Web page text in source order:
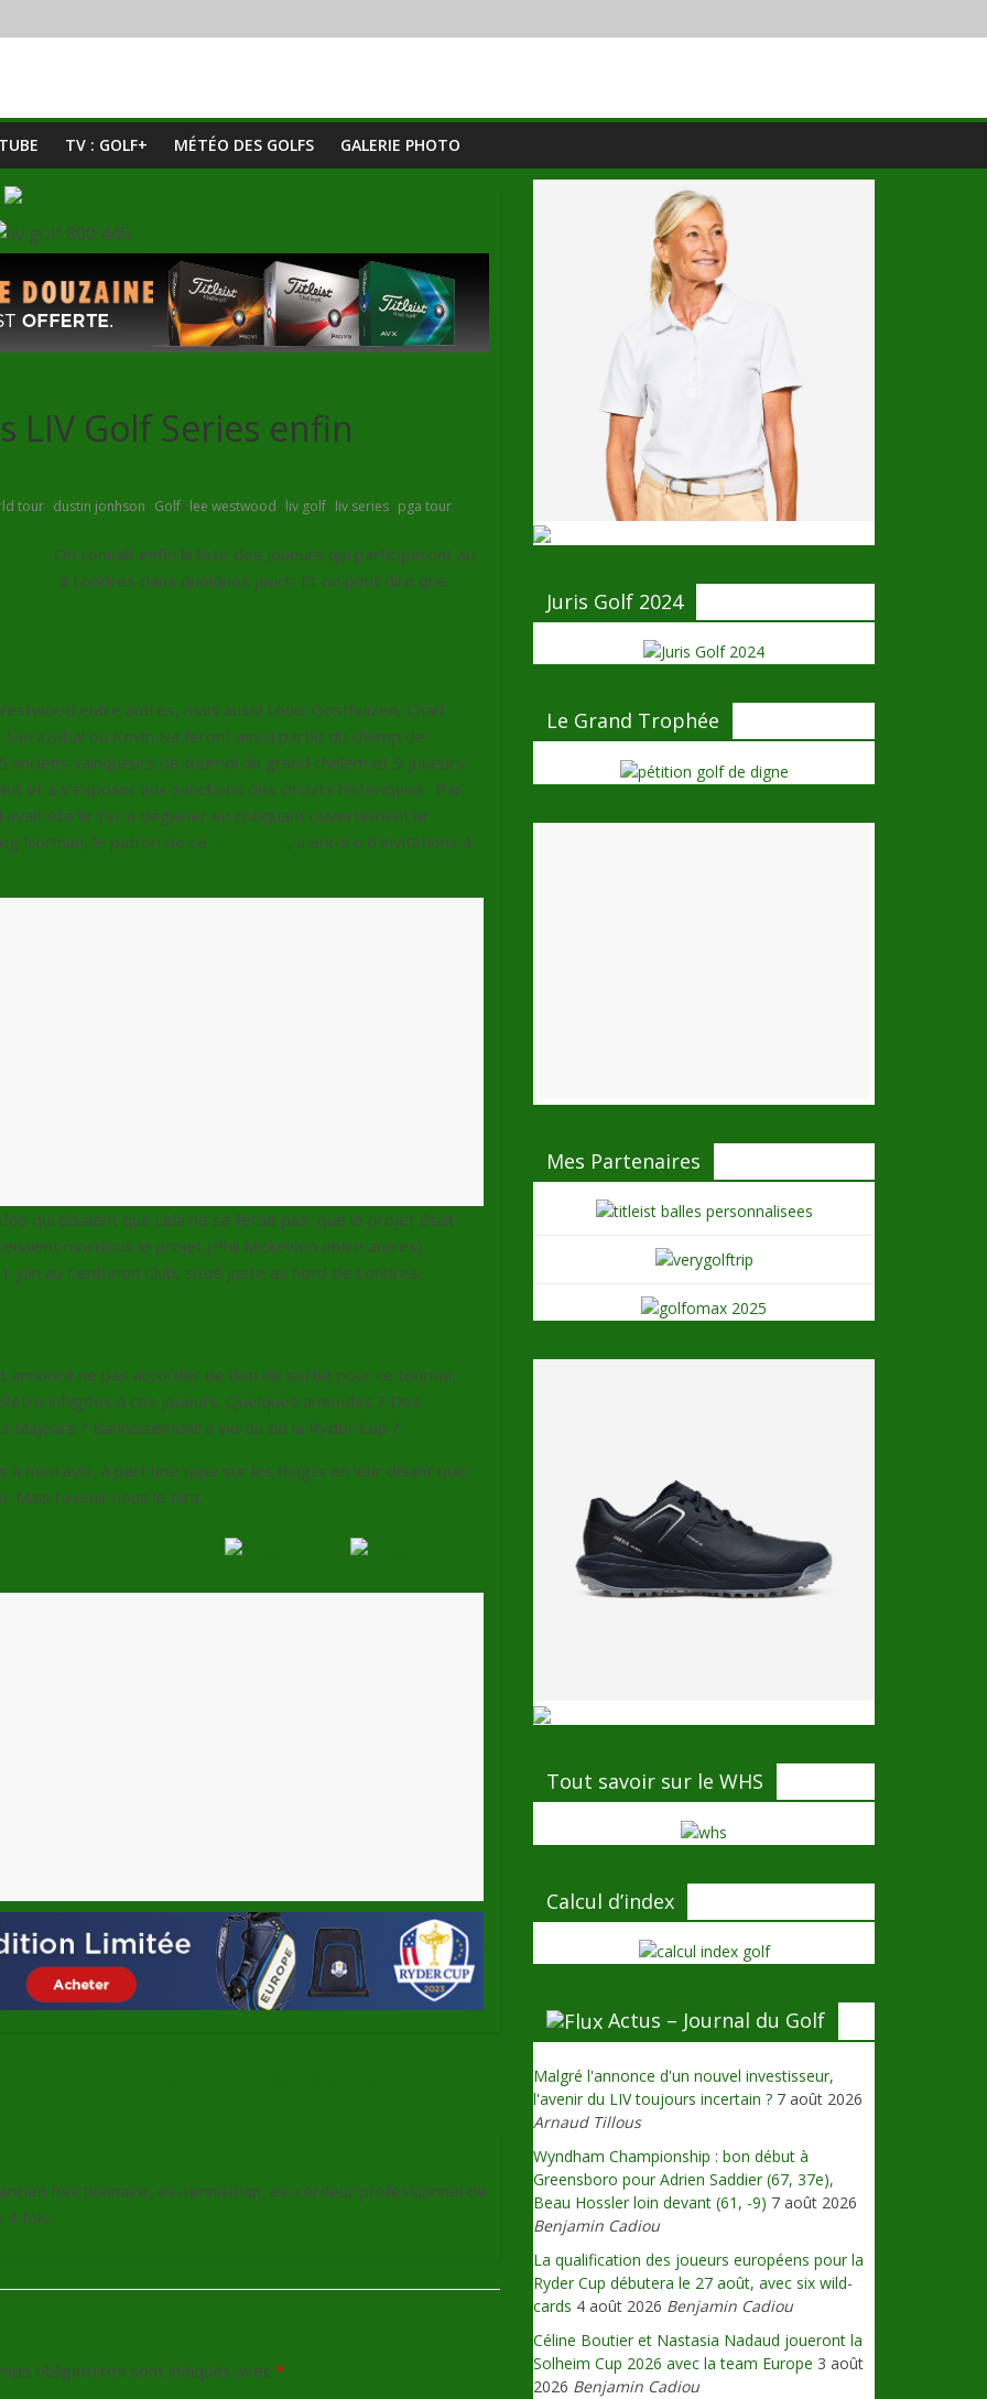
TV : GOLF+ MÉTÉO DES GOLFS GALERIE PHOTO
LIV Golf Series enfin
tour, dustin jonhson, Golf, lee westwood, liv golf, liv series, pga tour
On connaît enfin la liste des joueurs qui participeront au
à Londres dans quelques jours. Et on peut dire que
entre autres, mais aussi Louis Oosthuizen, Charl
ou Kevin Na feront aussi partie du champ de
vainqueurs de tournoi du grand chelem et 9 joueurs
et à s’exposer aux sanctions des circuits historiques. Par
été le 1er à dégainer en critiquant ouvertement le
Norman, le patron de ce
, a encore 6 invitations à
qui disaient que cela ne se ferait pas, que le projet était
mordicus le projet (Phil Mickelson entre autres).
juin au Centurion Club, situé juste au nord de Londres.
annoncé ne pas accorder de bon de sortie pour ce tournoi,
infligées à ces joueurs. Quelques amendes ? Des
? Bannissement à vie ou de la Ryder Cup ?
à mon avis, à part une tape sur les doigts en leur disant que
Mais l’avenir nous le dira.
fonctionnaire, ex-tennisman, ex-cordeur professionnel de
4 fois.
obligatoires sont indiqués avec *
Juris Golf 2024
Le Grand Trophée
Mes Partenaires
Tout savoir sur le WHS
Calcul d’index
Actus – Journal du Golf
Malgré l'annonce d'un nouvel investisseur,
l'avenir du LIV toujours incertain ? 7 août 2026
Arnaud Tillous
Wyndham Championship : bon début à
Greensboro pour Adrien Saddier (67, 37e),
Beau Hossler loin devant (61, -9) 7 août 2026
Benjamin Cadiou
La qualification des joueurs européens pour la
Ryder Cup débutera le 27 août, avec six wild-
cards 4 août 2026 Benjamin Cadiou
Céline Boutier et Nastasia Nadaud joueront la
Solheim Cup 2026 avec la team Europe 3 août
2026 Benjamin Cadiou